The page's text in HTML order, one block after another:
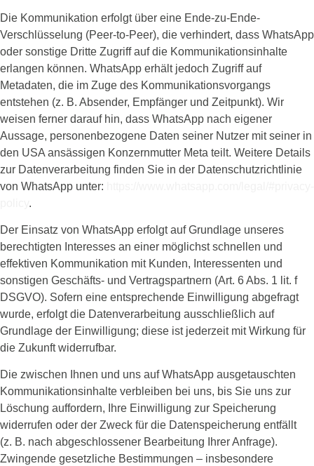
Die Kommunikation erfolgt über eine Ende-zu-Ende-
Verschlüsselung (Peer-to-Peer), die verhindert, dass WhatsApp
oder sonstige Dritte Zugriff auf die Kommunikationsinhalte
erlangen können. WhatsApp erhält jedoch Zugriff auf
Metadaten, die im Zuge des Kommunikationsvorgangs
entstehen (z. B. Absender, Empfänger und Zeitpunkt). Wir
weisen ferner darauf hin, dass WhatsApp nach eigener
Aussage, personenbezogene Daten seiner Nutzer mit seiner in
den USA ansässigen Konzernmutter Meta teilt. Weitere Details
zur Datenverarbeitung finden Sie in der Datenschutzrichtlinie
von WhatsApp unter:
.
Der Einsatz von WhatsApp erfolgt auf Grundlage unseres
berechtigten Interesses an einer möglichst schnellen und
effektiven Kommunikation mit Kunden, Interessenten und
sonstigen Geschäfts- und Vertragspartnern (Art. 6 Abs. 1 lit. f
DSGVO). Sofern eine entsprechende Einwilligung abgefragt
wurde, erfolgt die Datenverarbeitung ausschließlich auf
Grundlage der Einwilligung; diese ist jederzeit mit Wirkung für
die Zukunft widerrufbar.
Die zwischen Ihnen und uns auf WhatsApp ausgetauschten
Kommunikationsinhalte verbleiben bei uns, bis Sie uns zur
Löschung auffordern, Ihre Einwilligung zur Speicherung
widerrufen oder der Zweck für die Datenspeicherung entfällt
(z. B. nach abgeschlossener Bearbeitung Ihrer Anfrage).
Zwingende gesetzliche Bestimmungen – insbesondere